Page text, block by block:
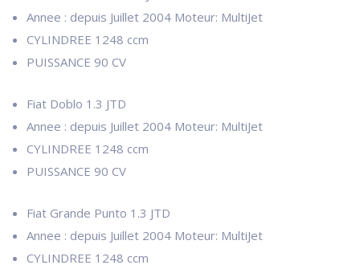
Annee : depuis Juillet 2004 Moteur: MultiJet
CYLINDREE 1248 ccm
PUISSANCE 90 CV
Fiat Doblo 1.3 JTD
Annee : depuis Juillet 2004 Moteur: MultiJet
CYLINDREE 1248 ccm
PUISSANCE 90 CV
Fiat Grande Punto 1.3 JTD
Annee : depuis Juillet 2004 Moteur: MultiJet
CYLINDREE 1248 ccm